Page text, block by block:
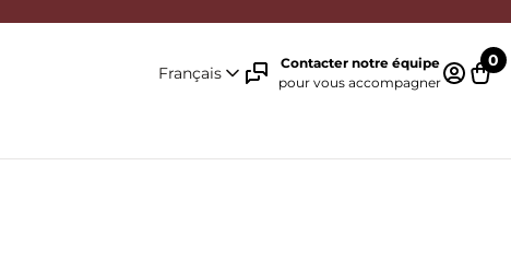
Français
Contacter notre équipe
pour vous accompagner
0